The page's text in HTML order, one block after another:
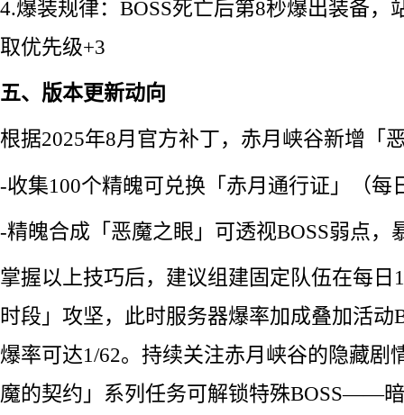
4.爆装规律：BOSS死亡后第8秒爆出装备，
取优先级+3
五、版本更新动向
根据2025年8月官方补丁，赤月峡谷新增「
-收集100个精魄可兑换「赤月通行证」（每
-精魄合成「恶魔之眼」可透视BOSS弱点，
掌握以上技巧后，建议组建固定队伍在每日
时段」攻坚，此时服务器爆率加成叠加活动
爆率可达1/62。持续关注赤月峡谷的隐藏剧
魔的契约」系列任务可解锁特殊BOSS——